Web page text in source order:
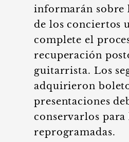
informarán sobre
de los conciertos
complete el
recuperación
guitarrista. Los
adquirieron
presentaciones
conservarlos para
reprogramadas.